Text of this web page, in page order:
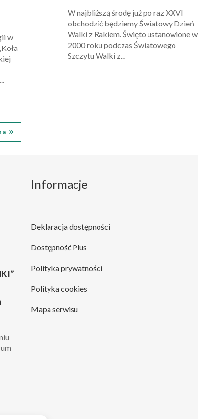
w
W najbliższą środę już po raz XXVI
obchodzić będziemy Światowy Dzień
Walki z Rakiem. Święto ustanowione w
2000 roku podczas Światowego
Szczytu Walki z...
Informacje
Deklaracja dostępności
Dostępność Plus
Polityka prywatności
Polityka cookies
Mapa serwisu